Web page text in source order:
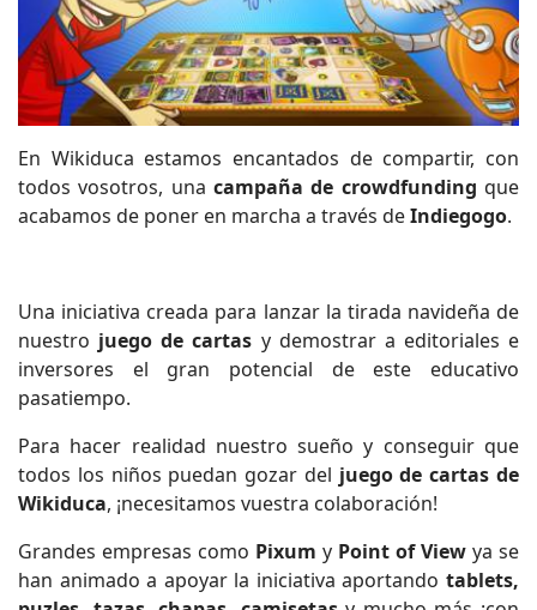
En Wikiduca estamos encantados de compartir, con
todos vosotros, una campaña de crowdfunding que
acabamos de poner en marcha a través deIndiegogo.
Una iniciativa creada para lanzar la tirada navideña de
nuestro juego de cartas y demostrar a editoriales e
inversores el gran potencial de este educativo
pasatiempo.
Para hacer realidad nuestro sueño y conseguir que
todos los niños puedan gozar del juego de cartas de
Wikiduca, ¡necesitamos vuestra colaboración!
Grandes empresas como Pixum y Point of View ya se
han animado a apoyar la iniciativa aportando tablets,